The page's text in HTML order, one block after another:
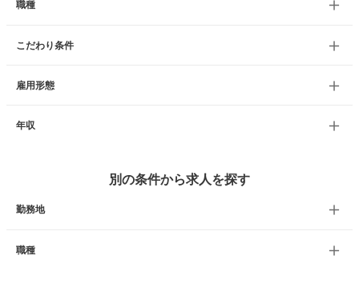
職種
こだわり条件
雇用形態
年収
別の条件から求人を探す
勤務地
職種